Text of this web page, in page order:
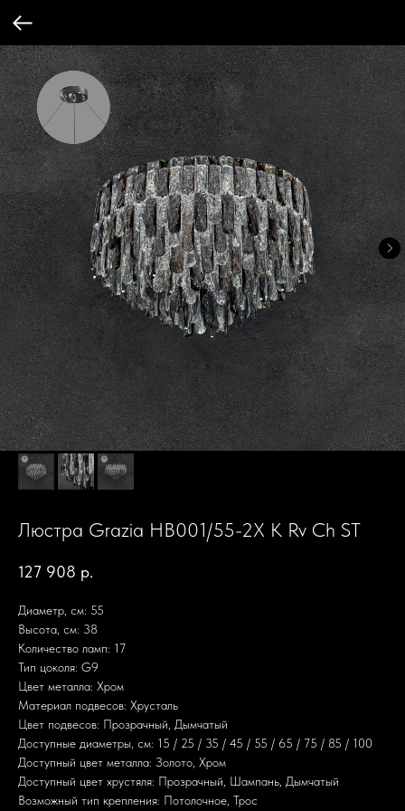
Люстра Grazia HB001/55-2X K Rv Ch ST
127 908 р.
Диаметр, см: 55
Высота, см: 38
Количество ламп: 17
Тип цоколя: G9
Цвет металла: Хром
Материал подвесов: Хрусталь
Цвет подвесов: Прозрачный, Дымчатый
Доступные диаметры, см: 15 / 25 / 35 / 45 / 55 / 65 / 75 / 85 / 100
Доступный цвет металла: Золото, Хром
Доступный цвет хрустяля: Прозрачный, Шампань, Дымчатый
Возможный тип крепления: Потолочное, Трос